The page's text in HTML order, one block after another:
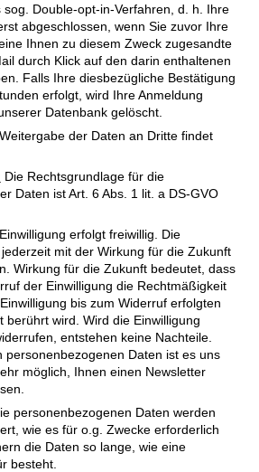
sog. Double-opt-in-Verfahren, d. h. Ihre
abgeschlossen, wenn Sie zuvor Ihre
Ihnen zu diesem Zweck zugesandte
durch Klick auf den darin enthaltenen
Falls Ihre diesbezügliche Bestätigung
erfolgt, wird Ihre Anmeldung
Datenbank gelöscht.
der Daten an Dritte findet
Die Rechtsgrundlage für die
Daten ist Art. 6 Abs. 1 lit. a DS-GVO
erfolgt freiwillig. Die
mit der Wirkung für die Zukunft
Wirkung für die Zukunft bedeutet, dass
der Einwilligung die Rechtmäßigkeit
bis zum Widerruf erfolgten
berührt wird. Wird die Einwilligung
entstehen keine Nachteile.
personenbezogenen Daten ist es uns
möglich, Ihnen einen Newsletter
personenbezogenen Daten werden
wie es für o.g. Zwecke erforderlich
die Daten so lange, wie eine
besteht.